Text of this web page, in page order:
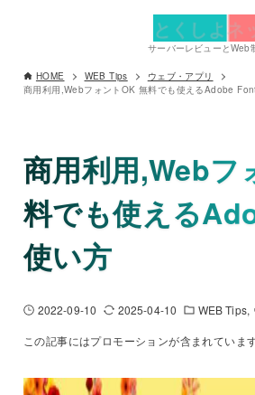
とくしよネ
サーバーレビューとWeb
HOME WEB Tips
ウェブ・アプリ
商用利用,WebフォントOK 無料でも使えるAdobe
商用利用,Webフ
料でも使える
使い方
2022-09-10 2025-04-10 WEB Tips
この記事にはプロモーションが含まれていま